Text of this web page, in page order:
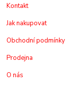
Kontakt
Jak nakupovat
Obchodní podmínky
Prodejna
O nás